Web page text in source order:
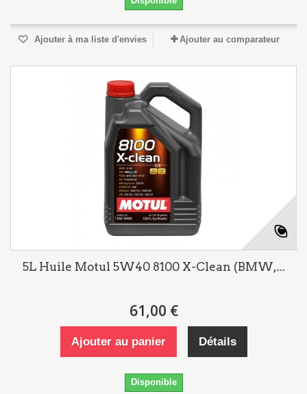
Ajouter à ma liste d'envies Ajouter au comparateur
5L Huile Motul 5W40 8100 X-Clean (BMW,...
61,00 €
Ajouter au panier Détails
Disponible